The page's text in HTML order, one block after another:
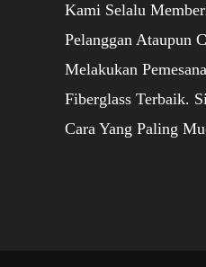
Kami Selalu
Pelanggan Ataupun
Melakukan
Fiberglass Terbaik.
Cara Yang Paling